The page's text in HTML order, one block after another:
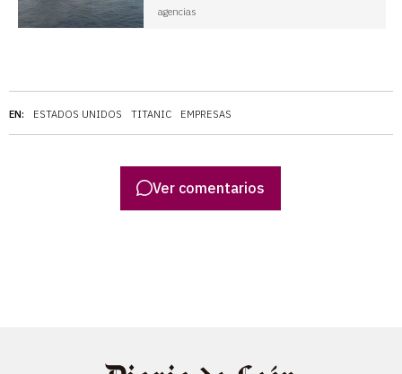
EN: ESTADOS UNIDOS TITANIC EMPRESAS
agencias
Ver comentarios